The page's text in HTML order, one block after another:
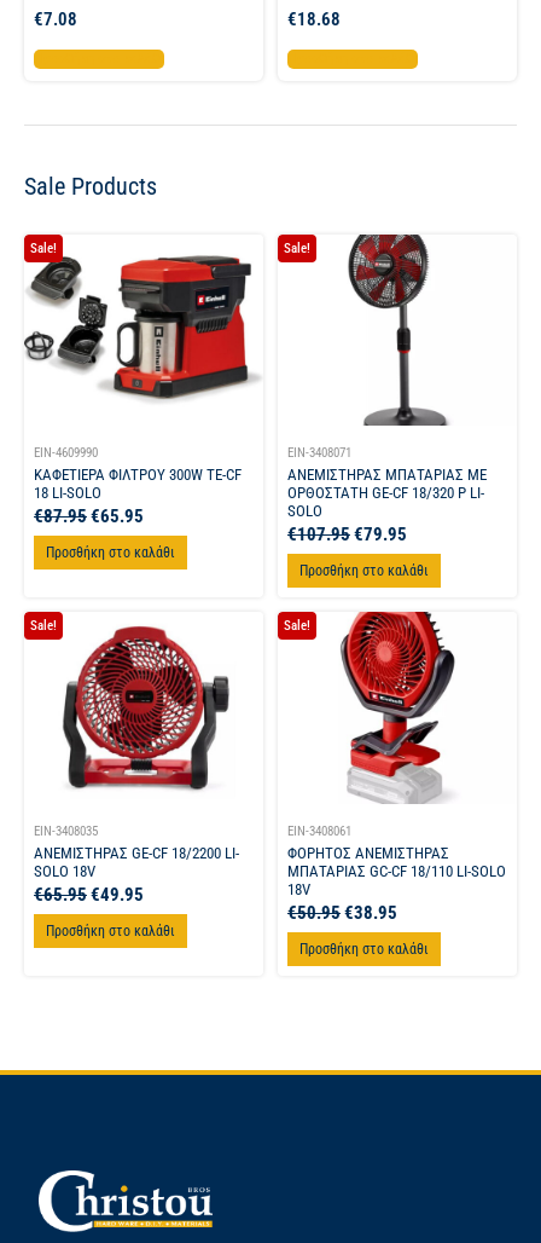
€7.08
Προσθήκη στο καλάθι
€18.68
Προσθήκη στο καλάθι
Sale Products
Sale!
EIN-4609990
ΚΑΦΕΤΙΕΡΑ ΦΙΛΤΡΟΥ 300W TE-CF
18 LI-SOLO
€87.95€65.95
Προσθήκη στο καλάθι
Sale!
EIN-3408071
ΑΝΕΜΙΣΤΗΡΑΣ ΜΠΑΤΑΡΙΑΣ ΜΕ
ΟΡΘΟΣΤΑΤΗ GE-CF 18/320 P LI-
SOLO
€107.95€79.95
Προσθήκη στο καλάθι
Sale!
EIN-3408035
ΑΝΕΜΙΣΤΗΡΑΣ GE-CF 18/2200 LI-
SOLO 18V
€65.95€49.95
Προσθήκη στο καλάθι
Sale!
EIN-3408061
ΦΟΡΗΤΟΣ ΑΝΕΜΙΣΤΗΡΑΣ
ΜΠΑΤΑΡΙΑΣ GC-CF 18/110 LI-SOLO
18V
€50.95€38.95
Προσθήκη στο καλάθι